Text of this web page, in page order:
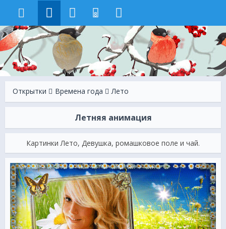
8
Открытки Времена года Лето
Летняя анимация
Картинки Лето, Девушка, ромашковое поле и чай.